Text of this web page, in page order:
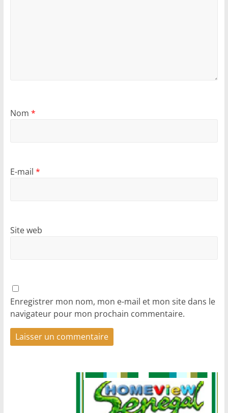
Nom *
E-mail *
Site web
Enregistrer mon nom, mon e-mail et mon site dans le
navigateur pour mon prochain commentaire.